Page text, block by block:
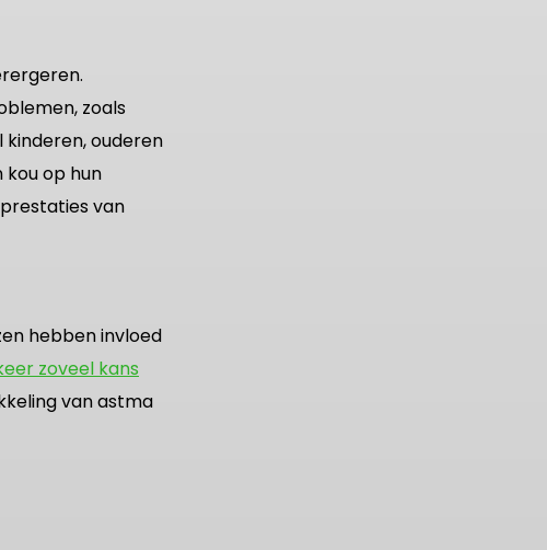
zoals
ouderen
op hun
van
hebben invloed
zoveel kans
van astma